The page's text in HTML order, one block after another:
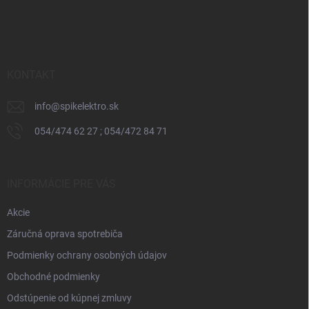
info@spikelektro.sk
054/474 62 27 ; 054/472 84 71
Akcie
Záručná oprava spotrebiča
Podmienky ochrany osobných údajov
Obchodné podmienky
Odstúpenie od kúpnej zmluvy